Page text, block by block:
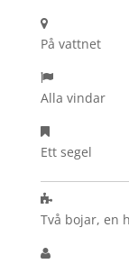
På vattnet
Alla vindar
Ett segel
Två bojar, en